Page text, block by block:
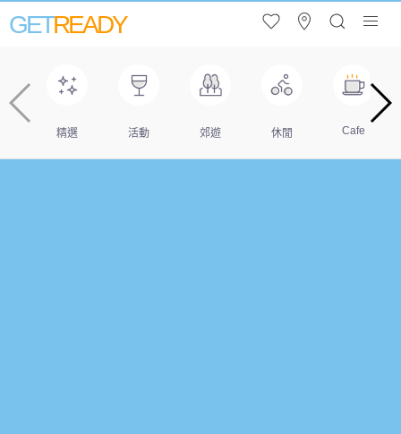
GETREADY
精選 活動 郊遊 休閒 Cafe